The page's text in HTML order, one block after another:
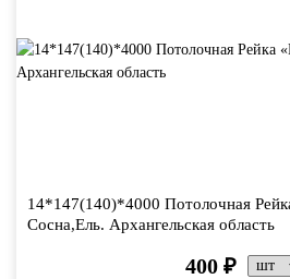
14*147(140)*4000 Потолочная
Сосна,Ель. Архангельская область
400 ₽